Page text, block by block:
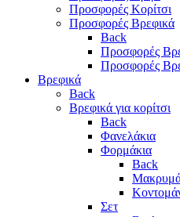
Προσφορές Κορίτσι
Προσφορές Βρεφικά
Back
Προσφορές
Προσφορές
Βρεφικά
Back
Βρεφικά για κορίτσι
Back
Φανελάκια
Φορμάκια
Back
Σετ